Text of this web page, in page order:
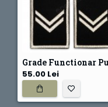
55.00 Lei